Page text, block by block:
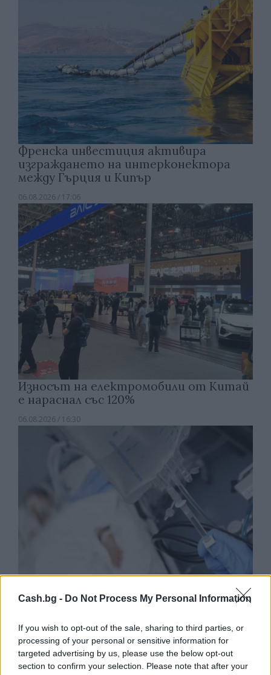
Cash.bg - Do Not Process My Personal Information
If you wish to opt-out of the sale, sharing to third parties, or
processing of your personal or sensitive information for
targeted advertising by us, please use the below opt-out
section to confirm your selection. Please note that after your
Френска инвестиция активира
изграждането на интерконектора
между Гърция и Кипър
06.08.2026 / 17:06
Износът на електромобили от Китай
е нараснал със 120%
06.08.2026 / 16:30
Ню Йорк стана 14-ият щат на САЩ, в
който е разрешена евтаназията
06.08.2026 / 16:00